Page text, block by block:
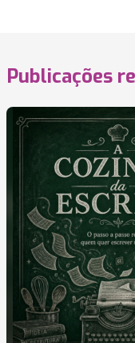
Publicações